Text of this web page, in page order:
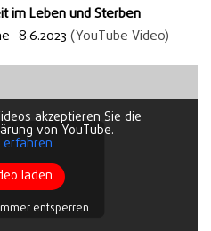
im Leben und Sterben
8.6.2023 (YouTube Video)
akzeptieren Sie die
von YouTube.
erfahren
laden
entsperren